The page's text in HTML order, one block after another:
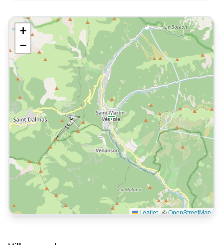
+
−
Leaflet | ©OpenStreetMap